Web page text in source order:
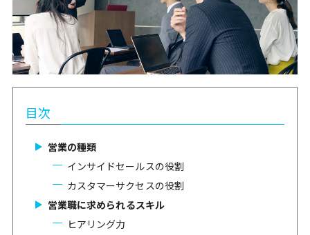
目次
営業の種類
インサイドセールスの役割
カスタマーサクセスの役割
営業職に求められるスキル
ヒアリング力